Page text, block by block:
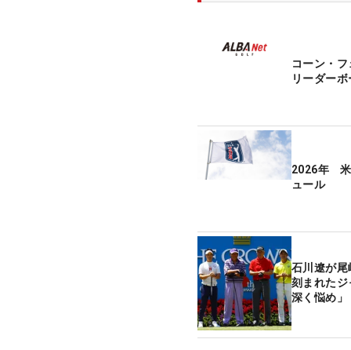
コーン・
リーダーボ
2026年 米
ュール
石川遼が
刻まれたジ
深く悩め」